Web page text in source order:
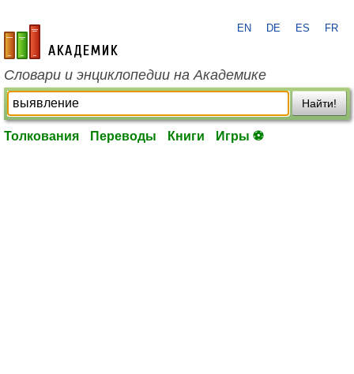
academic.ru
EN DE ES FR
Словари и энциклопедии на Академике
Найти!
Толкования Переводы Книги Игры ⚽